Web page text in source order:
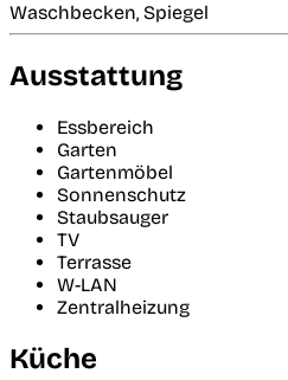
Waschbecken, Spiegel
Ausstattung
Essbereich
Garten
Gartenmöbel
Sonnenschutz
Staubsauger
TV
Terrasse
W-LAN
Zentralheizung
Küche